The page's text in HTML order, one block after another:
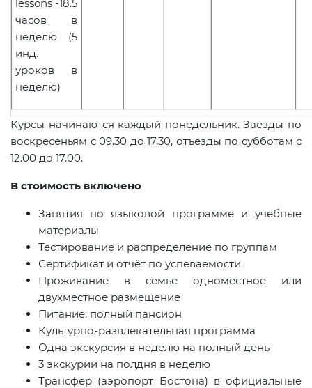
lessons -18.5
часов в
неделю (5
инд.
уроков в
неделю)
Курсы начинаются каждый понедельник. Заезды по
воскресеньям с 09.30 до 17.30, отъезды по субботам с
12.00 до 17.00.
В стоимость включено
Занятия по языковой программе и учебные
материалы
Тестирование и распределение по группам
Сертификат и отчёт по успеваемости
Проживание в семье одноместное или
двухместное размещение
Питание: полный пансион
Культурно-развлекательная программа
Одна экскурсия в неделю на полный день
3 экскурии на полдня в неделю
Трансфер (аэропорт Бостона) в официальные